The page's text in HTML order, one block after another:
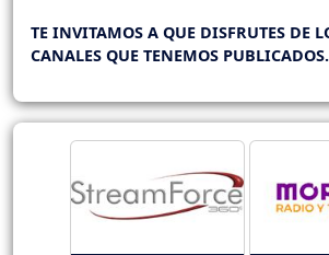
TE INVITAMOS A QUE DISFRUTES DE
CANALES QUE TENEMOS PUBLICADOS.